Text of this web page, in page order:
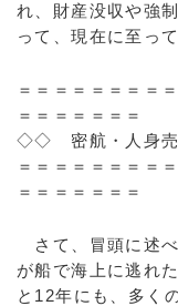
れ、財産没収や強
って、現在に至って
＝＝＝＝＝＝＝＝
＝＝＝＝＝＝＝
◇◇ 密航・人身売
＝＝＝＝＝＝＝＝
＝＝＝＝＝＝＝
さて、冒頭に述
が船で海上に逃れ
と12年にも、多く